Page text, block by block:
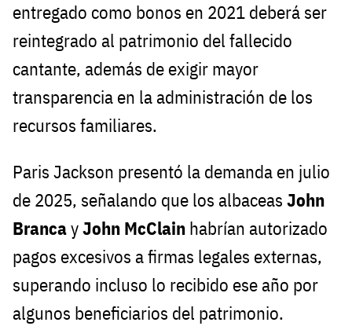
entregado como bonos en 2021 deberá ser
reintegrado al patrimonio del fallecido
cantante, además de exigir mayor
transparencia en la administración de los
recursos familiares.
Paris Jackson presentó la demanda en julio
de 2025, señalando que los albaceas John
BrancayJohn McClain habrían autorizado
pagos excesivos a firmas legales externas,
superando incluso lo recibido ese año por
algunos beneficiarios del patrimonio.